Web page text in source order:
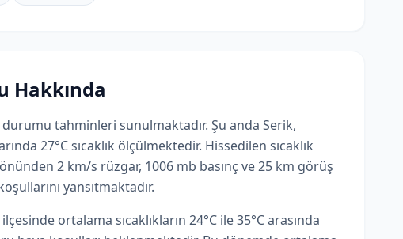
Hakkında
tahminleri sunulmaktadır. Şu anda Serik,
27°C sıcaklık ölçülmektedir. Hissedilen sıcaklık
2 km/s rüzgar, 1006 mb basınç ve 25 km görüş
yansıtmaktadır.
ortalama sıcaklıkların 24°C ile 35°C arasında